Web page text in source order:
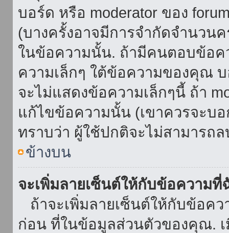
บอร์ด หรือ moderator ของ
(บางครั้งอาจมีการจำกัดจำนวน
ในข้อความนั้น. ถ้ามีคนตอบข้อ
ความเล็กๆ ใต้ข้อความของคุณ
จะไม่แสดงข้อความเล็กๆนี้ ถ้า
แก้ไขข้อความนั้น (เขาควรจะบ
ทราบว่า ผู้ใช้ปกติจะไม่สามารถ
ข้างบน
จะเพิ่มลายเซ็นต์ให้กับข้อความที่
ถ้าจะเพิ่มลายเซ็นต์ให้กับข้อค
ก่อน ที่ในข้อมูลส่วนตัวของคุณ.